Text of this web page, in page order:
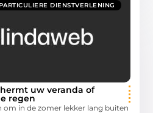
PARTICULIERE DIENSTVERLENING
uw veranda of
regen
om in de zomer lekker lang buiten